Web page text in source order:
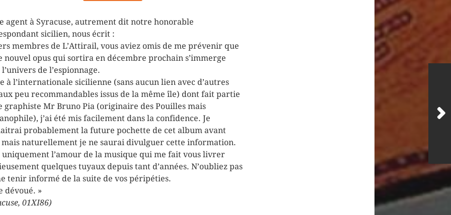
agent à Syracuse, autrement dit notre honorable
sicilien, nous écrit :
membres de L’Attirail, vous aviez omis de me prévenir que
nouvel opus qui sortira en décembre prochain s’immerge
l’univers de l’espionnage.
à l’internationale sicilienne (sans aucun lien avec d’autres
peu recommandables issus de la même île) dont fait partie
graphiste Mr Bruno Pia (originaire des Pouilles mais
j’ai été mis facilement dans la confidence. Je
probablement la future pochette de cet album avant
mais naturellement je ne saurai divulguer cette information.
uniquement l’amour de la musique qui me fait vous livrer
quelques tuyaux depuis tant d’années. N’oubliez pas
tenir informé de la suite de vos péripéties.
dévoué. »
01XI86)